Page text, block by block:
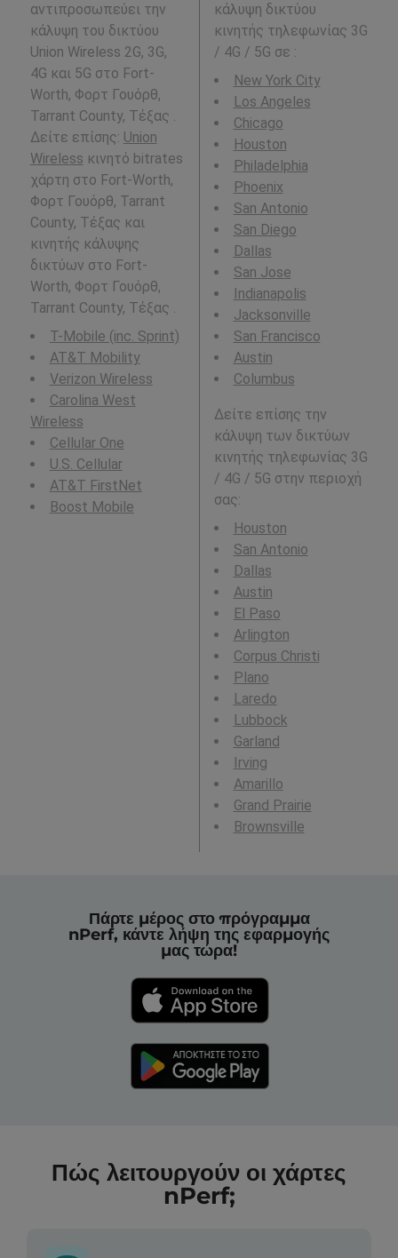
αντιπροσωπεύει την
κάλυψη του δικτύου
Union Wireless 2G, 3G,
4G και 5G στο Fort-
Worth, Φορτ Γουόρθ,
Tarrant County, Τέξας .
Δείτε επίσης: Union
Wireless κινητό bitrates
χάρτη στο Fort-Worth,
Φορτ Γουόρθ, Tarrant
County, Τέξας και
κινητής κάλυψης
δικτύων στο Fort-
Worth, Φορτ Γουόρθ,
Tarrant County, Τέξας .
T-Mobile (inc. Sprint)
AT&T Mobility
Verizon Wireless
Carolina West
Wireless
Cellular One
U.S. Cellular
AT&T FirstNet
Boost Mobile
κάλυψη δικτύου
κινητής τηλεφωνίας 3G
/ 4G / 5G σε :
New York City
Los Angeles
Chicago
Houston
Philadelphia
Phoenix
San Antonio
San Diego
Dallas
San Jose
Indianapolis
Jacksonville
San Francisco
Austin
Columbus
Δείτε επίσης την
κάλυψη των δικτύων
κινητής τηλεφωνίας 3G
/ 4G / 5G στην περιοχή
σας:
Houston
San Antonio
Dallas
Austin
El Paso
Arlington
Corpus Christi
Plano
Laredo
Lubbock
Garland
Irving
Amarillo
Grand Prairie
Brownsville
Πάρτε μέρος στο πρόγραμμα
nPerf, κάντε λήψη της εφαρμογής
μας τώρα!
Πώς λειτουργούν οι χάρτες
nPerf;